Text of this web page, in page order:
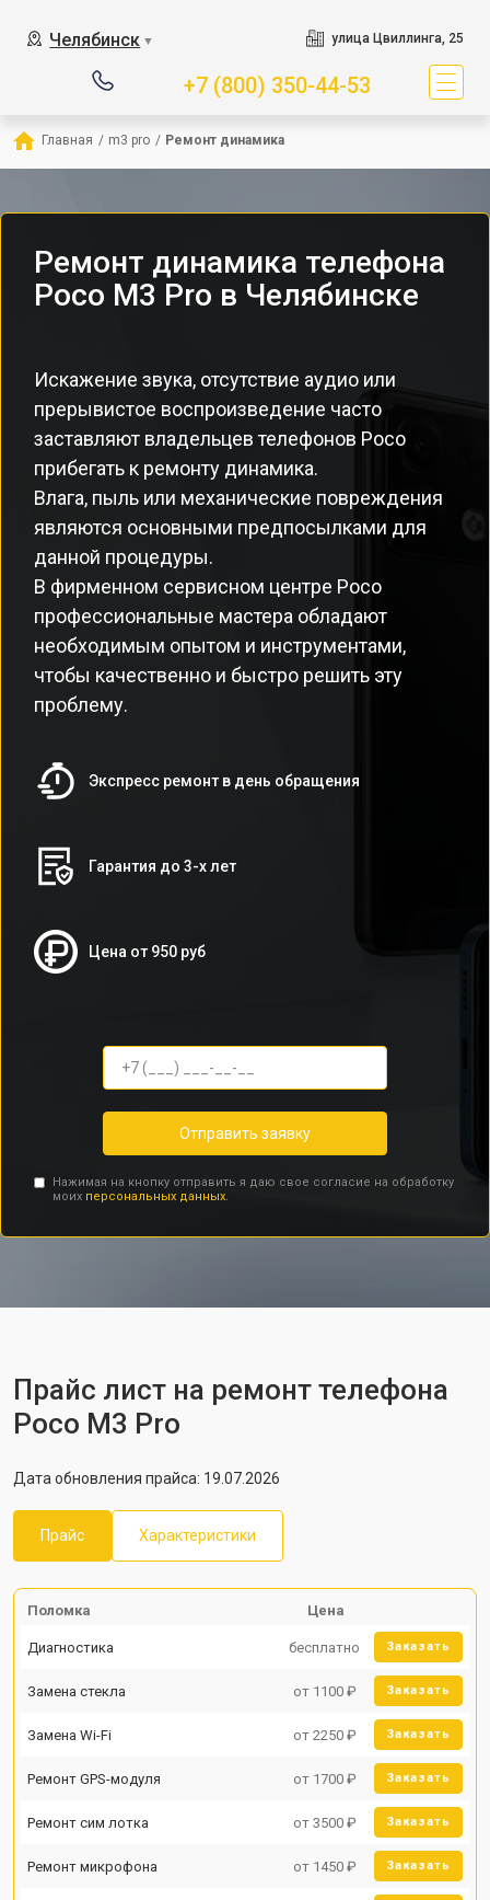
Челябинск ▼ улица Цвиллинга, 25
+7 (800) 350-44-53
Главная / m3 pro / Ремонт динамика
Ремонт динамика телефона
Poco M3 Pro в Челябинске
Искажение звука, отсутствие аудио или
прерывистое воспроизведение часто
заставляют владельцев телефонов Poco
прибегать к ремонту динамика.
Влага, пыль или механические повреждения
являются основными предпосылками для
данной процедуры.
В фирменном сервисном центре Poco
профессиональные мастера обладают
необходимым опытом и инструментами,
чтобы качественно и быстро решить эту
проблему.
Экспресс ремонт в день обращения
Гарантия до 3-х лет
Цена от 950 руб
Отправить заявку
Нажимая на кнопку отправить я даю свое согласие на обработку
моих персональных данных.
Прайс лист на ремонт телефона
Poco M3 Pro
Дата обновления прайса: 19.07.2026
Прайс Характеристики
Поломка Цена
Диагностика бесплатно Заказать
Замена стекла от 1100 ₽ Заказать
Замена Wi-Fi от 2250 ₽ Заказать
Ремонт GPS-модуля от 1700 ₽ Заказать
Ремонт сим лотка от 3500 ₽ Заказать
Ремонт микрофона от 1450 ₽ Заказать